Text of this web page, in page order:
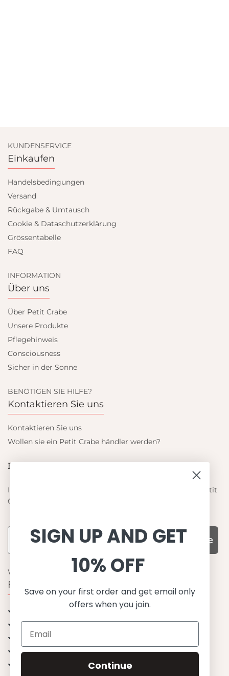
KUNDENSERVICE
Einkaufen
Handelsbedingungen
Versand
Rückgabe & Umtausch
Cookie & Dataschutzerklärung
Grössentabelle
FAQ
INFORMATION
Über uns
Über Petit Crabe
Unsere Produkte
Pflegehinweis
Consciousness
Sicher in der Sonne
BENÖTIGEN SIE HILFE?
Kontaktieren Sie uns
Kontaktieren Sie uns
Wollen sie ein Petit Crabe händler werden?
Blieb auf dem laufenden
Informieren Sie sich über die neuesten Angebote von Petit
Crabe
Subscribe
WARUM UNS WÄHLEN
Funktion, Qualität und Design
OEKO-TEX® zertifiziertes Stoffe
Materialien von bester Qualität
Stilvoll & Anspruchsvoll
Angenehm zu tragen
SIGN UP AND GET
10% OFF
Save on your first order and get email only
offers when you join.
Continue